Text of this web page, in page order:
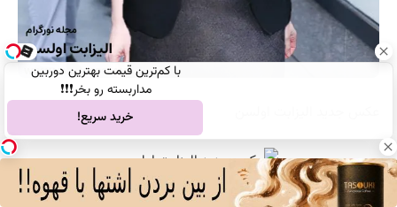
با کم‌ترین قیمت بهترین دوربین
مداربسته رو بخر❗❗❗
خرید سریع!